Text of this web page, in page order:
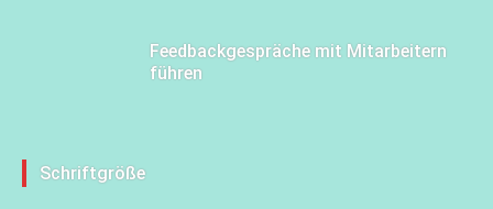
Feedbackgespräche mit Mitarbeitern
führen
Schriftgröße